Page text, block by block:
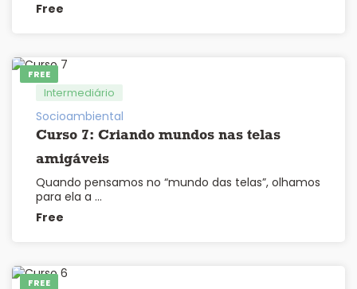
Free
FREE
Intermediário
Socioambiental
Curso 7: Criando mundos nas telas
amigáveis
Quando pensamos no “mundo das telas”, olhamos
para ela a …
Free
FREE